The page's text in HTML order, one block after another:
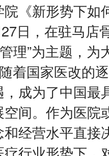
《新形势下如
日，在驻马店
理”为主题，
着国家医改的
成为了中国最
间。作为医院
经营水平直接